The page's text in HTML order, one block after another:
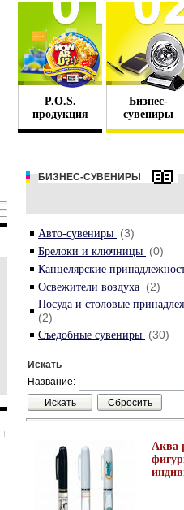
P.O.S.
продукция
Бизнес-
сувениры
БИЗНЕС-СУВЕНИРЫ
Авто-сувениры (3)
Брелоки и ключницы (0)
Канцелярские
Освежители воздуха (2)
Посуда и столовые
(2)
Съедобные сувениры (30)
Искать
Название:
Аква